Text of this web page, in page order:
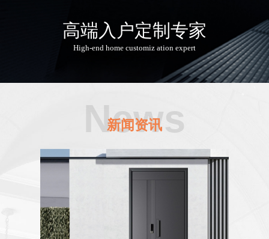
高端入户定制专家
High-end home customiz ation expert
News
新闻资讯